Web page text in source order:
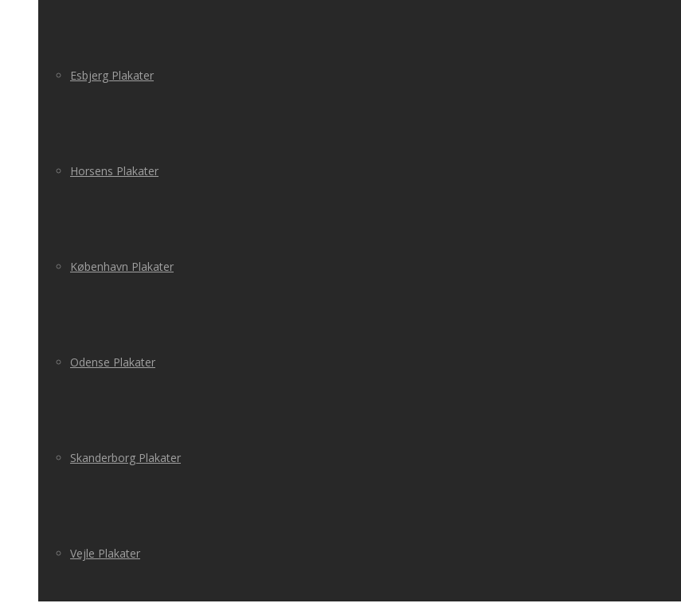
Esbjerg Plakater
Horsens Plakater
København Plakater
Odense Plakater
Skanderborg Plakater
Vejle Plakater